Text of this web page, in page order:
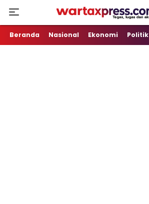
WartaXpress
Tegas, Lugas dan Akurat
Beranda Nasional Ekonomi Politik